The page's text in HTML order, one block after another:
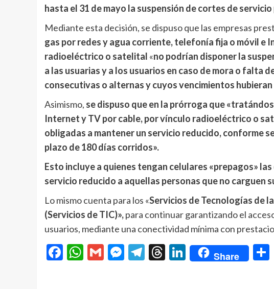
hasta el 31 de mayo la suspensión de cortes de
Mediante esta decisión, se dispuso que las empresas
gas por redes y agua corriente, telefonía fija o móvil e
radioeléctrico o satelital «no podrían disponer la
a las usuarias y a los usuarios en caso de mora o falta
consecutivas o alternas y cuyos vencimientos
Asimismo, se dispuso que en la prórroga que
Internet y TV por cable, por vínculo radioeléctrico o
obligadas a mantener un servicio reducido, conforme
plazo de 180 días corridos».
Esto incluye a quienes tengan celulares «prepagos»
servicio reducido a aquellas personas que no carguen
Lo mismo cuenta para los «Servicios de Tecnologías de
(Servicios de TIC)»,para continuar garantizando el
usuarios, mediante una conectividad mínima con
Facebook
WhatsApp
GmailMessenger
Telegram
Threads
LinkedIn
Share